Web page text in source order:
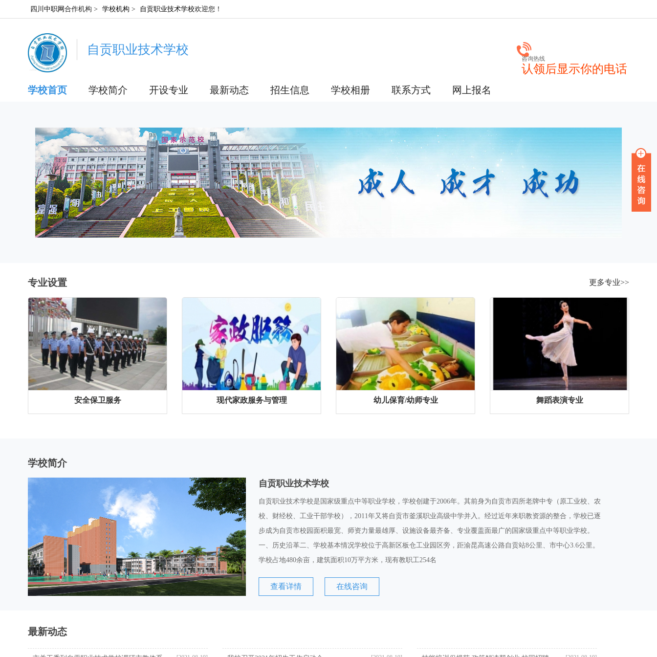
四川中职网 合作机构 > 学校机构 > 自贡职业技术学校欢迎您！
自贡职业技术学校
咨询热线
认领后显示你的电话
学校首页 学校简介 开设专业 最新动态 招生信息 学校相册 联系方式 网上报名
专业设置 更多专业>>
安全保卫服务 现代家政服务与管理 幼儿保育/幼师专业 舞蹈表演专业
学校简介
自贡职业技术学校
自贡职业技术学校是国家级重点中等职业学校，学校创建于2006年。其前身为自贡市四所老牌中专（原工业校、农
校、财经校、工业干部学校），2011年又将自贡市釜溪职业高级中学并入。经过近年来职教资源的整合，学校已逐
步成为自贡市校园面积最宽、师资力量最雄厚、设施设备最齐备、专业覆盖面最广的国家级重点中等职业学校。
一、历史沿革二、学校基本情况学校位于高新区板仓工业园区旁，距渝昆高速公路自贡站8公里、市中心3.6公里。
学校占地480余亩，建筑面积10万平方米，现有教职工254名
查看详情 在线咨询
最新动态